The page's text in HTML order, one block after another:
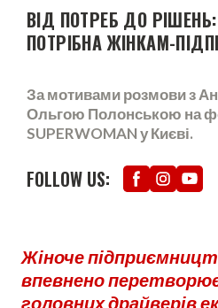
ВІД ПОТРЕБ ДО
ПОТРІБНА ЖІНКАМ-
За мотивами розмови з
Ольгою Полонською на
SUPERWOMAN у Києві.
FOLLOW US:
Жіноче
впевнено
головних драйверів